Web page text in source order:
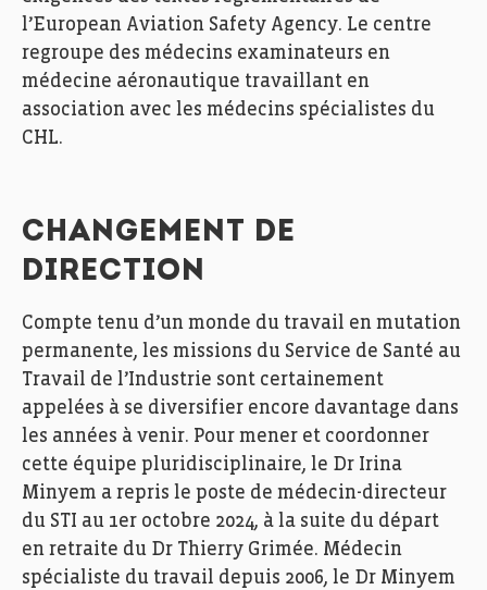
l’European Aviation Safety Agency. Le centre
regroupe des médecins examinateurs en
médecine aéronautique travaillant en
association avec les médecins spécialistes du
CHL.
CHANGEMENT DE
DIRECTION
Compte tenu d’un monde du travail en mutation
permanente, les missions du Service de Santé au
Travail de l’Industrie sont certainement
appelées à se diversifier encore davantage dans
les années à venir. Pour mener et coordonner
cette équipe pluridisciplinaire, le Dr Irina
Minyem a repris le poste de médecin-directeur
du STI au 1er octobre 2024, à la suite du départ
en retraite du Dr Thierry Grimée. Médecin
spécialiste du travail depuis 2006, le Dr Minyem